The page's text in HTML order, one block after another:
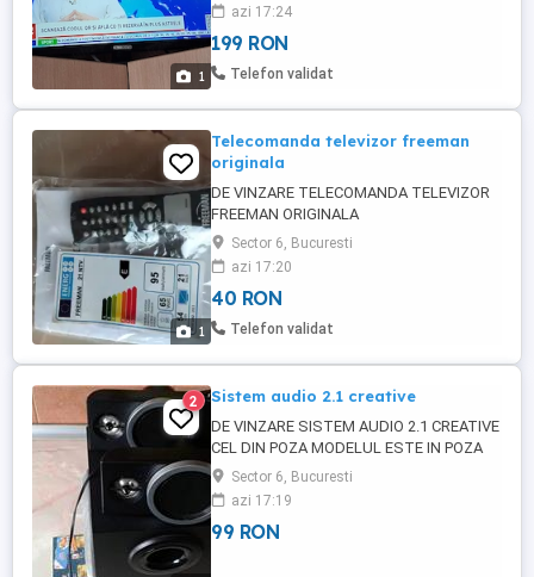
1
azi 17:24
199 RON
Telefon validat
1
Telecomanda televizor freeman
originala
DE VINZARE TELECOMANDA TELEVIZOR
FREEMAN ORIGINALA
Sector 6, Bucuresti
azi 17:20
40 RON
Telefon validat
2 Sistem audio 2.1 creative
DE VINZARE SISTEM AUDIO 2.1 CREATIVE
CEL DIN POZA MODELUL ESTE IN POZA
PERFECT FUNCTIONAL
Sector 6, Bucuresti
azi 17:19
99 RON